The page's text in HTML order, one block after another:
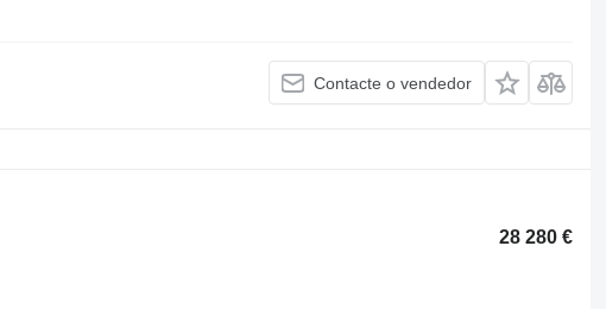
Contacte o vendedor
28 280 €